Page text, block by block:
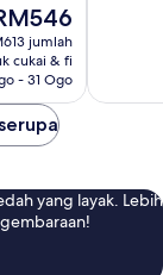
jumlah
cukai & fi
- 31 Ogo
yang layak. Lebih